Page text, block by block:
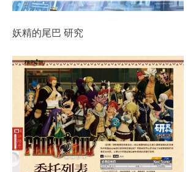
妖精的尾巴 研究